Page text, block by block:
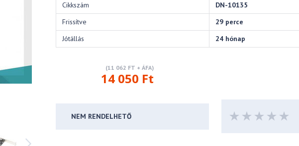
Cikkszám
DN-10135
Frissítve
29 perce
Jótállás
24 hónap
(11 062 FT + ÁFA)
14 050 Ft
NEM RENDELHETŐ